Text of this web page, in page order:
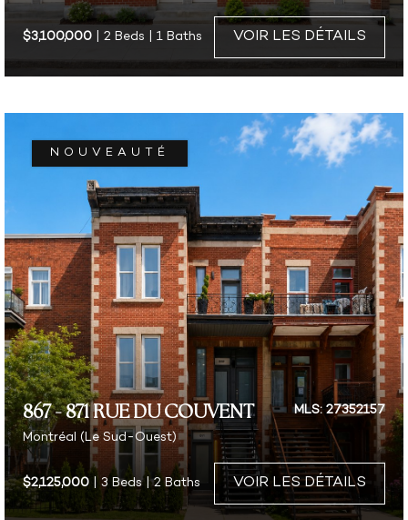
$3,100,000 | 2 Beds | 1 Baths VOIR LES DÉTAILS
NOUVEAUTÉ
MLS: 27352157
867 - 871 RUE DU COUVENT
Montréal (Le Sud-Ouest)
$2,125,000 | 3 Beds | 2 Baths VOIR LES DÉTAILS